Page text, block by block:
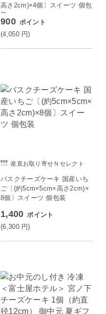
高さ2cm)×4個〕スイーツ 個包
装
900 ポイント
(4,050 円)
産直お取り寄せＮセレクト
バスクチーズケーキ 国産いち
ご〔(約5cm×5cm×高さ2cm)×
8個〕スイーツ 個包装
1,400 ポイント
(6,300 円)